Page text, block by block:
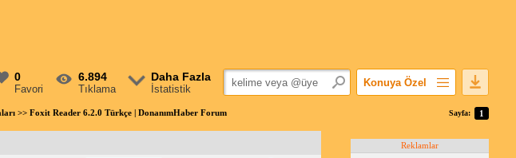
0
Favori
6.894
Tıklama
Daha Fazla
İstatistik
Konuya Özel
Popüler Mesajlar
>> Foxit Reader 6.2.0 Türkçe | DonanımHaber Forum Sayfa: 1
Reklamlar